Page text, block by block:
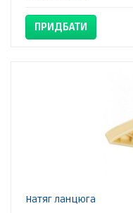
ПРИДБАТИ
Натяг ланцюга